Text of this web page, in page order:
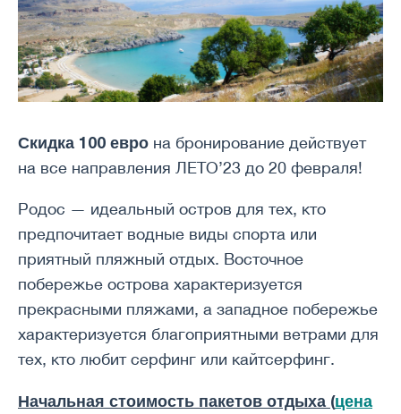
Скидка 100 евро на бронирование действует
на все направления ЛЕТО’23 до 20 февраля!
Родос — идеальный остров для тех, кто
предпочитает водные виды спорта или
приятный пляжный отдых. Восточное
побережье острова характеризуется
прекрасными пляжами, а западное побережье
характеризуется благоприятными ветрами для
тех, кто любит серфинг или кайтсерфинг.
Начальная стоимость пакетов отдыха (цена